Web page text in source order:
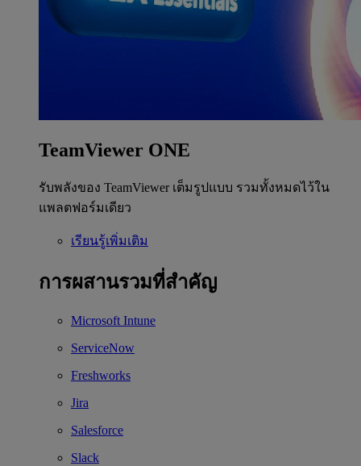
TeamViewer ONE
รับพลังของ TeamViewer เต็มรูปแบบ รวมทั้งหมดไว้ใน
แพลตฟอร์มเดียว
เรียนรู้เพิ่มเติม
การผสานรวมที่สำคัญ
Microsoft Intune
ServiceNow
Freshworks
Jira
Salesforce
Slack